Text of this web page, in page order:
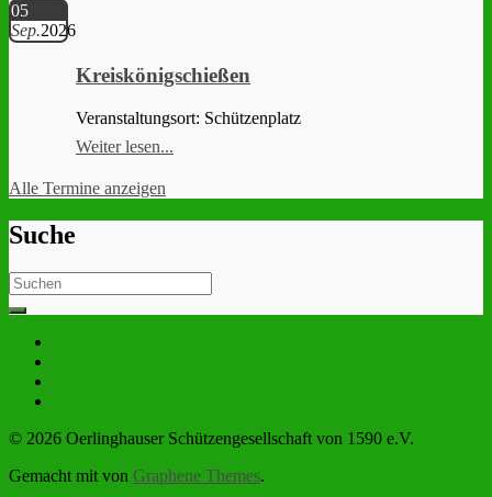
05
Sep.2026
Kreiskönigschießen
Veranstaltungsort: Schützenplatz
Weiter lesen...
Alle Termine anzeigen
Suche
Search
for:
© 2026 Oerlinghauser Schützengesellschaft von 1590 e.V.
Gemacht mit von Graphene Themes.